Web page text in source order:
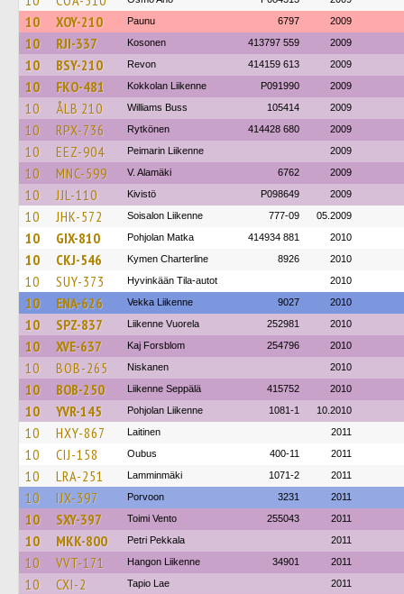
10 XOY-210 Paunu 6797 2009
10 RJI-337 Kosonen 413797 559 2009
10 BSY-210 Revon 414159 613 2009
10 FKO-481 Kokkolan Liikenne P091990 2009
10 ÅLB 210 Williams Buss 105414 2009
10 RPX-736 Rytkönen 414428 680 2009
10 EEZ-904 Peimarin Liikenne 2009
10 MNC-599 V. Alamäki 6762 2009
10 JJL-110 Kivistö P098649 2009
10 JHK-572 Soisalon Liikenne 777-09 05.2009
10 GIX-810 Pohjolan Matka 414934 881 2010
10 CKJ-546 Kymen Charterline 8926 2010
10 SUY-373 Hyvinkään Tila-autot 2010
10 ENA-626 Vekka Liikenne 9027 2010
10 SPZ-837 Liikenne Vuorela 252981 2010
10 XVE-637 Kaj Forsblom 254796 2010
10 BOB-265 Niskanen 2010
10 BOB-250 Liikenne Seppälä 415752 2010
10 YVR-145 Pohjolan Liikenne 1081-1 10.2010
10 HXY-867 Laitinen 2011
10 CIJ-158 Oubus 400-11 2011
10 LRA-251 Lamminmäki 1071-2 2011
10 IJX-397 Porvoon 3231 2011
10 SXY-397 Toimi Vento 255043 2011
10 MKK-800 Petri Pekkala 2011
10 VVT-171 Hangon Liikenne 34901 2011
10 CXI-2 Tapio Lae 2011